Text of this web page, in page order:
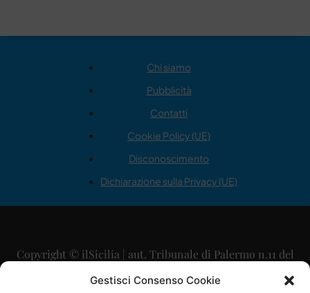
Gestisci Consenso Cookie
Chi siamo
Pubblicità
Contatti
Cookie Policy (UE)
Disconoscimento
Dichiarazione sulla Privacy (UE)
Copyright © ilSicilia | aut. Tribunale di Palermo n.11 del
29/09/2015